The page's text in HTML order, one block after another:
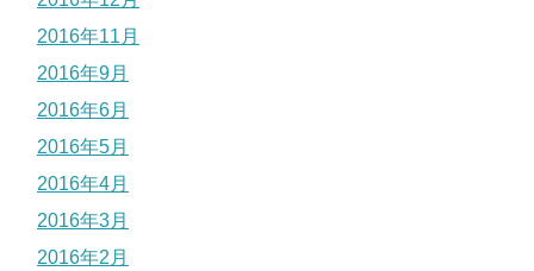
2016年11月
2016年9月
2016年6月
2016年5月
2016年4月
2016年3月
2016年2月